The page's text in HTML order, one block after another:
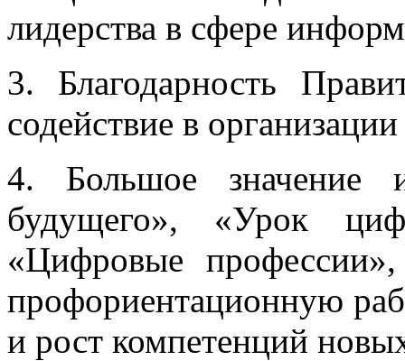
лидерства в сфере
3. Благодарность
содействие в
4. Большое значение
будущего», «Урок
«Цифровые
профориентационную
и рост компетенций